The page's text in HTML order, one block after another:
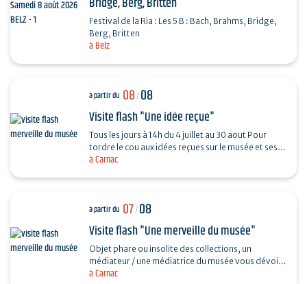
à Belz
Festival de la Ria : Les 5 B : Bach, Brahms, Bridge,
Berg, Britten
à Carnac
à partir du 08/08
Visite flash "Une idée reçue"
Tous les jours à 14h du 4 juillet au 30 aout Pour
tordre le cou aux idées reçues sur le musée et ses
collections, piochez au hasard une question et…
à Carnac
à partir du 07/08
Visite flash "Une merveille du musée"
Objet phare ou insolite des collections, un
médiateur / une médiatrice du musée vous dévoile
son histoire. Sans réservation. Durée 30…